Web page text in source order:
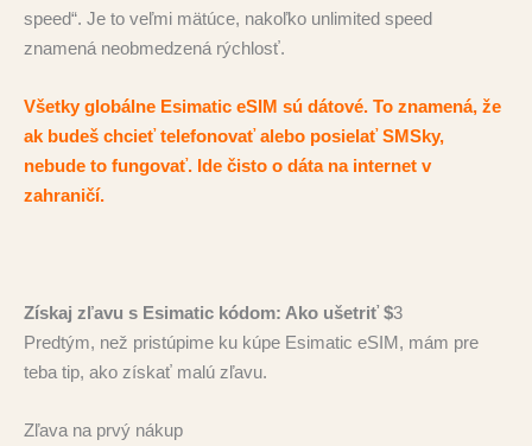
speed“. Je to veľmi mätúce, nakoľko unlimited speed
znamená neobmedzená rýchlosť.
Všetky globálne Esimatic eSIM sú dátové. To znamená, že
ak budeš chcieť telefonovať alebo posielať SMSky,
nebude to fungovať. Ide čisto o dáta na internet v
zahraničí.
Získaj zľavu s Esimatic kódom: Ako ušetriť $3
Predtým, než pristúpime ku kúpe Esimatic eSIM, mám pre
teba tip, ako získať malú zľavu.
Zľava na prvý nákup